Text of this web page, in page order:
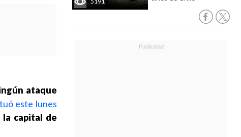
ataque
este lunes
capital de